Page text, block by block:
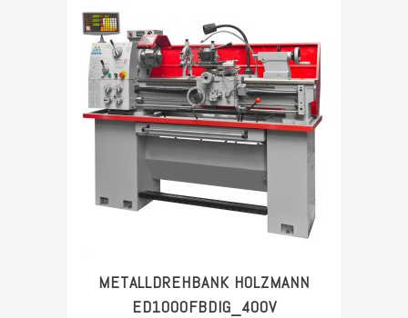
METALLDREHBANK HOLZMANN
ED1000FBDIG_400V